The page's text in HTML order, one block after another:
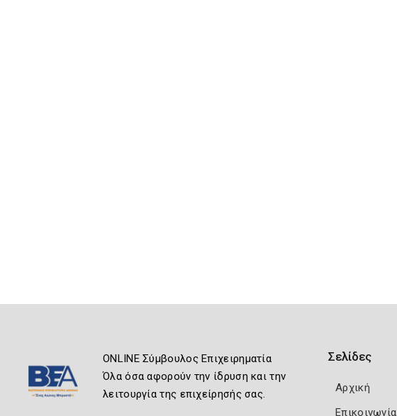
ONLINE Σύμβουλος Επιχειρηματία
Όλα όσα αφορούν την ίδρυση και την
λειτουργία της επιχείρησής σας.
Σελίδες
Αρχική
Επικοινωνία